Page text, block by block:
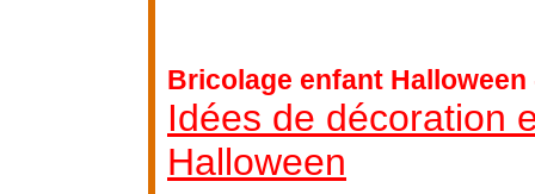
Bricolage enfant
Idées de décoration
Halloween